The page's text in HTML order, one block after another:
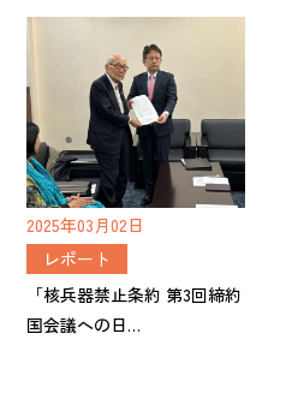
2025年03月02日
レポート
「核兵器禁止条約 第3回締約
国会議への日…